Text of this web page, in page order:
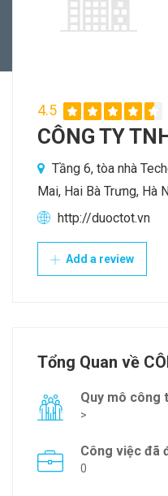
4.5
CÔNG TY
Tầng 6, tòa nhà
Mai, Hai Bà Trưng, Hà
http://duoctot.vn
Add a review
Tổng Quan về
Quy mô công
>
Công việc đã
0